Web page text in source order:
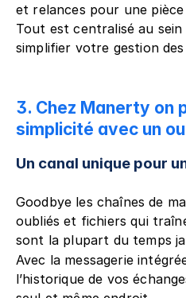
et relances pour une
Tout est centralisé au
simplifier votre gestion
3. Chez Manerty on
simplicité avec un
Un canal unique pour
Goodbye les chaînes de
oubliés et fichiers qui
sont la plupart du temps
Avec la messagerie
l’historique de vos